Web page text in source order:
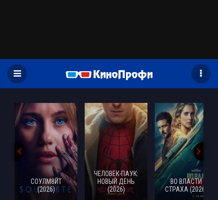
СОУЛМ8ЙТ
(2026)
ЧЕЛОВЕК-ПАУК:
НОВЫЙ ДЕНЬ
(2026)
ВО ВЛАСТИ
СТРАХА (2026)